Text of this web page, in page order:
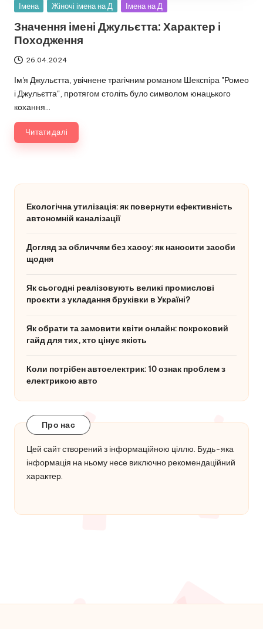
Опубліковано
Імена Жіночі імена на Д Імена на Д
Значення імені Джульєтта: Характер і
Походження
26.04.2024
Ім'я Джульєтта, увічнене трагічним романом Шекспіра "Ромео
і Джульєтта", протягом століть було символом юнацького
кохання…
Читати далі
Екологічна утилізація: як повернути ефективність
автономній каналізації
Догляд за обличчям без хаосу: як наносити засоби
щодня
Як сьогодні реалізовують великі промислові
проєкти з укладання бруківки в Україні?
Як обрати та замовити квіти онлайн: покроковий
гайд для тих, хто цінує якість
Коли потрібен автоелектрик: 10 ознак проблем з
електрикою авто
Про нас
Цей сайт створений з інформаційною ціллю. Будь-яка
інформація на ньому несе виключно рекомендаційний
характер.